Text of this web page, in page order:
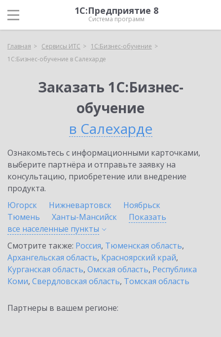
1С:Предприятие 8
Система программ
Главная Сервисы ИТС
1С:Бизнес-обучение
1С:Бизнес-обучение в Салехарде
Заказать 1С:Бизнес-
обучение
в Салехарде
Ознакомьтесь с информационными карточками,
выберите партнёра и отправьте заявку на
консультацию, приобретение или внедрение
продукта.
Югорск
Нижневартовск
Ноябрьск
Тюмень
Ханты-Мансийск
Показать
все населенные пункты
Смотрите также: Россия, Тюменская область,
Архангельская область, Красноярский край,
Курганская область, Омская область, Республика
Коми, Свердловская область, Томская область
Партнеры в вашем регионе: